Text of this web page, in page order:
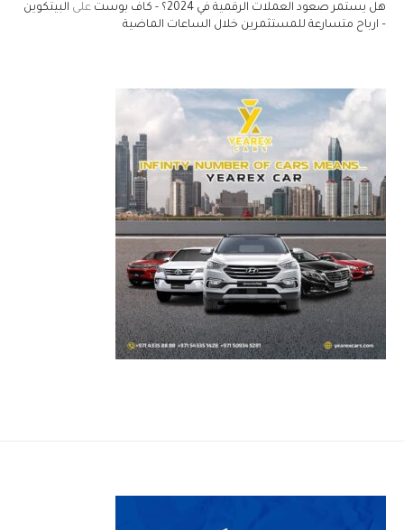
هل يستمر صعود العملات الرقمية في 2024؟ - كاف بوست على البيتكوين
– ارباح متسارعة للمستثمرين خلال الساعات الماضية